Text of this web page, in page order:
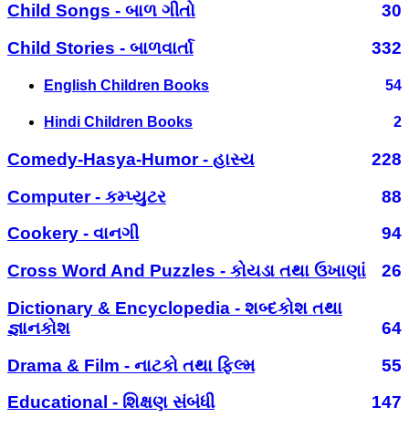
Child Songs - બાળ ગીતો
30
Child Stories - બાળવાર્તા
332
English Children Books 54
Hindi Children Books 2
Comedy-Hasya-Humor - હાસ્ય
228
Computer - કમ્પ્યુટર
88
Cookery - વાનગી
94
Cross Word And Puzzles - કોયડા તથા ઉખાણાં
26
Dictionary & Encyclopedia - શબ્દકોશ તથા
જ્ઞાનકોશ
64
Drama & Film - નાટકો તથા ફિલ્મ
55
Educational - શિક્ષણ સંબંધી
147